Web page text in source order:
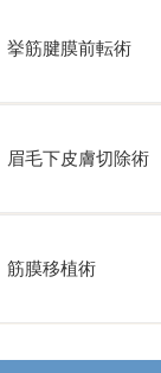
挙筋腱膜前転術
眉毛下皮膚切除術
筋膜移植術